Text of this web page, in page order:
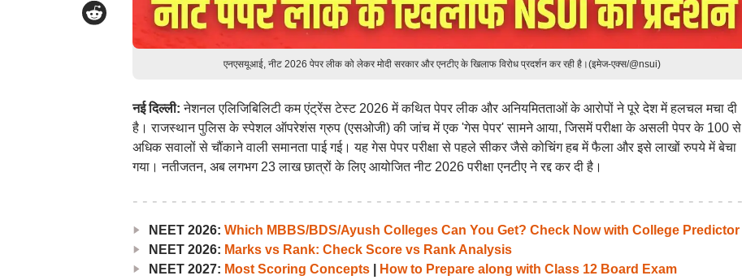
एनएसयूआई, नीट 2026 पेपर लीक को लेकर मोदी सरकार और एनटीए के खिलाफ विरोध प्रदर्शन कर रही है।(इमेज-एक्स/@nsui)
नई दिल्ली:नेशनल एलिजिबिलिटी कम एंट्रेंस टेस्ट 2026 में कथित पेपर लीक और अनियमितताओं के आरोपों ने पूरे देश में हलचल मचा दी
है। राजस्थान पुलिस के स्पेशल ऑपरेशंस ग्रुप (एसओजी) की जांच में एक 'गेस पेपर' सामने आया, जिसमें परीक्षा के असली पेपर के 100 से
अधिक सवालों से चौंकाने वाली समानता पाई गई। यह गेस पेपर परीक्षा से पहले सीकर जैसे कोचिंग हब में फैला और इसे लाखों रुपये में बेचा
गया। नतीजतन, अब लगभग 23 लाख छात्रों के लिए आयोजित नीट 2026 परीक्षा एनटीए ने रद्द कर दी है।
NEET 2026: Which MBBS/BDS/Ayush Colleges Can You Get? Check Now with College Predictor
NEET 2026: Marks vs Rank: Check Score vs Rank Analysis
NEET 2027: Most Scoring Concepts| How to Prepare along with Class 12 Board Exam